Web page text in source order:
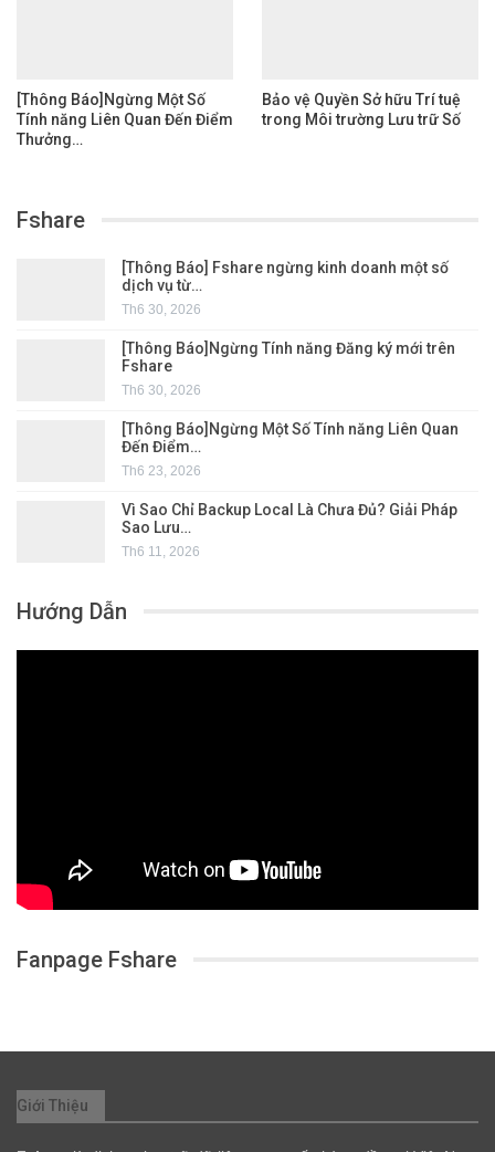
[Thông Báo]Ngừng Một Số
Tính năng Liên Quan Đến Điểm
Thưởng…
Bảo vệ Quyền Sở hữu Trí tuệ
trong Môi trường Lưu trữ Số
Fshare
[Thông Báo] Fshare ngừng kinh doanh một số
dịch vụ từ…
Th6 30, 2026
[Thông Báo]Ngừng Tính năng Đăng ký mới trên
Fshare
Th6 30, 2026
[Thông Báo]Ngừng Một Số Tính năng Liên Quan
Đến Điểm…
Th6 23, 2026
Vì Sao Chỉ Backup Local Là Chưa Đủ? Giải Pháp
Sao Lưu…
Th6 11, 2026
Hướng Dẫn
Fanpage Fshare
Giới Thiệu